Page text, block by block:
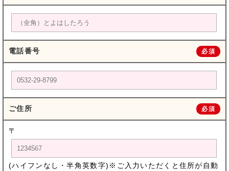
電話番号 必須
ご住所 必須
〒
(ハイフンなし・半角英数字)※ご入力いただくと住所が自動